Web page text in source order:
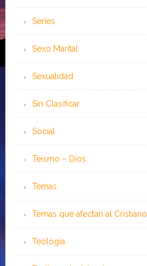
Series
Sexo Marital
Sexualidad
Sin Clasificar
Social
Teísmo – Dios
Temas
Temas que afectan al Cristiano
Teología